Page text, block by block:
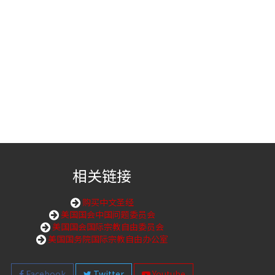
相关链接
购买中文圣经
美国国会中国问题委员会
美国国会国际宗教自由委员会
美国国务院国际宗教自由办公室